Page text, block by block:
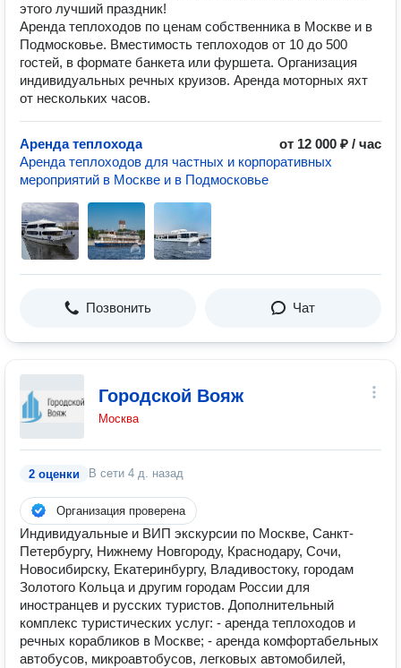
этого лучший праздник!
Аренда теплоходов по ценам собственника в Москве и в
Подмосковье. Вместимость теплоходов от 10 до 500
гостей, в формате банкета или фуршета. Организация
индивидуальных речных круизов. Аренда моторных яхт
от нескольких часов.
Аренда теплохода
от 12 000 ₽ / час
Аренда теплоходов для частных и корпоративных
мероприятий в Москве и в Подмосковье
Позвонить Чат
Городской Вояж
Москва
2 оценки В сети 4 д. назад
Организация проверена
Индивидуальные и ВИП экскурсии по Москве, Санкт-
Петербургу, Нижнему Новгороду, Краснодару, Сочи,
Новосибирску, Екатеринбургу, Владивостоку, городам
Золотого Кольца и другим городам России для
иностранцев и русских туристов. Дополнительный
комплекс туристических услуг: - аренда теплоходов и
речных корабликов в Москве; - аренда комфортабельных
автобусов, микроавтобусов, легковых автомобилей,